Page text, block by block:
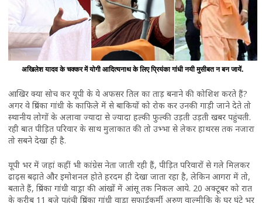
अखिलेश यादव के चक्कर में योगी आदित्यनाथ के लिए प्रियंका गांधी नयी मुसीबत न बन जायें.
आखिर क्या सोच कर यूपी के ये अफसर तिल का ताड़ बनाने की कोशिश करते हैं?
अगर वे प्रियंका गांधी के काफिले में से बाकियों को रोक कर उनकी गाड़ी जाने देते तो
स्थानीय लोगों के अलावा ज्यादा से ज्यादा हल्की फुल्की उड़ती उड़ती खबर पहुंचती.
रही बात पीड़ित परिवार के साथ मुलाकात की तो उभ्भा से लेकर हाथरस तक नजारा
तो सबने देखा ही है.
यूपी भर में जहां कहीं भी कांग्रेस नेता जाती रही हैं, पीड़ित परिवारों से गले मिलकर
ढाढ़स बढ़ाते और इमोशनल होते हरदम ही देखा जाता रहा है, लेकिन आगरा में तो,
बताते हैं, प्रियंका गांधी वाड्रा की आंखों में आंसू तक निकल आये. 20 अक्टूबर को रात
के करीब 11 बजे पहुंची प्रियंका गांधी वाड्रा सफाईकर्मी अरुण वाल्मीकि के घर घंटे भर